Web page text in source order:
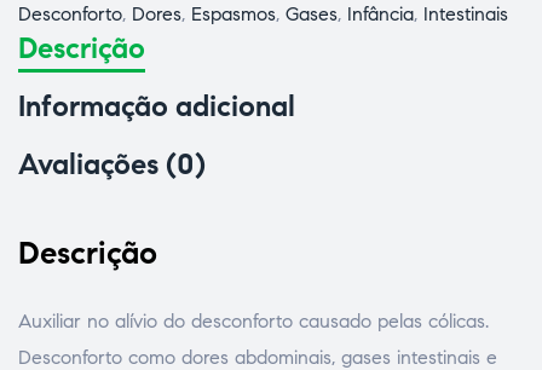
Desconforto, Dores, Espasmos, Gases, Infância, Intestinais
Descrição
Informação adicional
Avaliações (0)
Descrição
Auxiliar no alívio do desconforto causado pelas cólicas.
Desconforto como dores abdominais, gases intestinais e